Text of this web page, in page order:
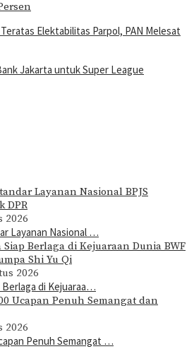
Elektabilitas Parpol, PAN Melesat
Jakarta untuk Super League
2026
Layanan Nasional …
2026
Berlaga di Kejuaraa…
2026
Penuh Semangat …